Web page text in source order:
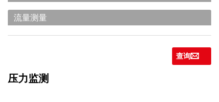
流量测量
查询g
压力监测